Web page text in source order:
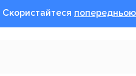
Cкористайтеся попередньою